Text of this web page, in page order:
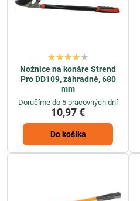
Nožnice na konáre Strend
Pro DD109, záhradné, 680
mm
Doručíme do 5 pracovných dní
10,97 €
Do košíka